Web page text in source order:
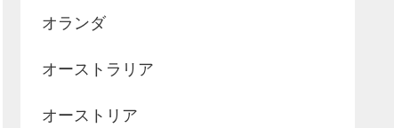
オランダ
オーストラリア
オーストリア